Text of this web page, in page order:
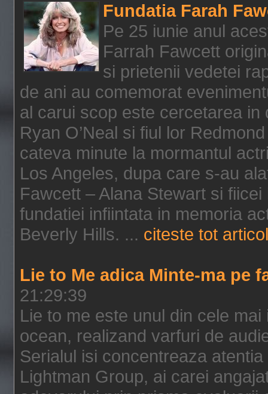
Fundatia Farah
Pe 25 iunie anul
Farrah Fawcett
si prietenii vedetei
de ani au comemorat
al carui scop este cercetarea
Ryan O’Neal si fiul lor
cateva minute la mormantul
Los Angeles, dupa care s-au
Fawcett – Alana Stewart si fiicei
fundatiei infiintata in memoria
Beverly Hills. ... citeste tot
Lie to Me adica Minte-ma pe
21:29:39
Lie to me este unul din cele
ocean, realizand varfuri de
Serialul isi concentreaza
Lightman Group, ai carei